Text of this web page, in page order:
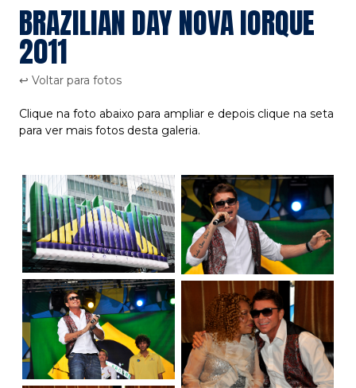
BRAZILIAN DAY NOVA IORQUE
2011
↩ Voltar para fotos
Clique na foto abaixo para ampliar e depois clique na seta
para ver mais fotos desta galeria.